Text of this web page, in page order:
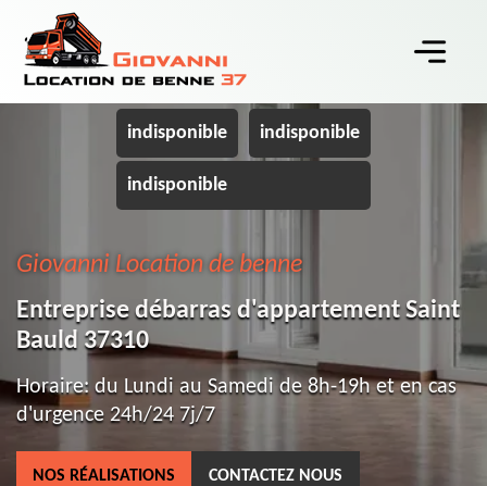
indisponible indisponible
indisponible
Giovanni Location de benne
Entreprise débarras d'appartement Saint
Bauld 37310
Horaire: du Lundi au Samedi de 8h-19h et en cas
d'urgence 24h/24 7j/7
NOS RÉALISATIONS CONTACTEZ NOUS